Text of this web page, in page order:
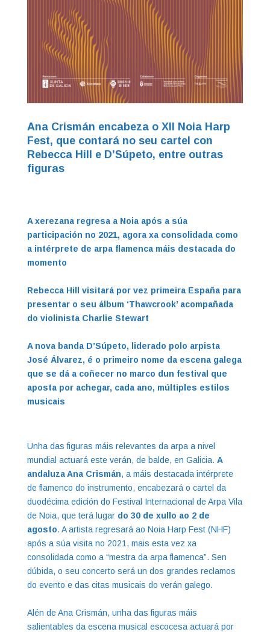
Ana Crismán encabeza o XII Noia Harp
Fest, que contará no seu cartel con
Rebecca Hill e D’Súpeto, entre outras
figuras
A xerezana regresa a Noia após a súa
participación no 2021, agora xa consolidada como
a intérprete de arpa flamenca máis destacada do
momento
Rebecca Hill visitará por vez primeira España para
presentar o seu álbum ‘Thawcrook’ acompañada
do violinista Charlie Stewart
A nova banda D’Súpeto, liderado polo arpista
José Álvarez, é o primeiro nome da escena galega
que se dá a coñecer no marco dun festival que
aposta por achegar, cada ano, múltiples estilos
musicais
Unha das figuras máis relevantes da arpa a nivel
mundial actuará este verán, de balde, en Galicia. A
andaluza Ana Crismán, a máis destacada intérprete
de flamenco do instrumento, encabezará o cartel da
duodécima edición do Festival Internacional de Arpa Vila
de Noia, que terá lugar do 30 de xullo ao 2 de
agosto. A artista regresará ao Noia Harp Fest (NHF)
após a súa visita no 2021, mais esta vez xa
consolidada como a “mestra da arpa flamenca”. Sen
dúbida, o seu concerto será un dos grandes reclamos
do evento e das citas musicais do verán galego.
Alén de Ana Crismán, unha das figuras máis
salientables da escena musical escocesa actuará por